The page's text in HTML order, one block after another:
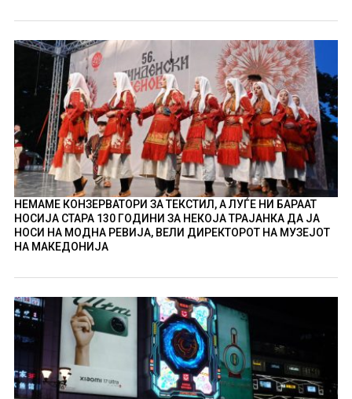
НЕМАМЕ КОНЗЕРВАТОРИ ЗА ТЕКСТИЛ, А ЛУЃЕ НИ БАРААТ
НОСИЈА СТАРА 130 ГОДИНИ ЗА НЕКОЈА ТРАЈАНКА ДА ЈА
НОСИ НА МОДНА РЕВИЈА, ВЕЛИ ДИРЕКТОРОТ НА МУЗЕЈОТ
НА МАКЕДОНИЈА